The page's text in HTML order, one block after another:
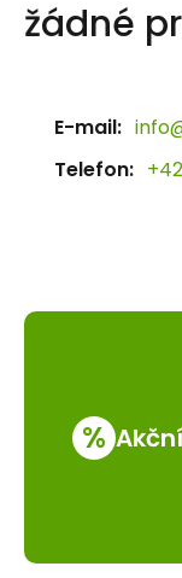
žádné
E-mail:
Telefon:
%